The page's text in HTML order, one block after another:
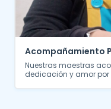
Acompañamiento
Nuestras maestras
dedicación y amor